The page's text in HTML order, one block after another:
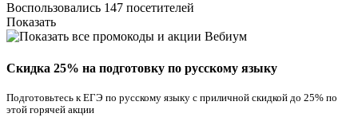
Воспользовались 147 посетителей
Показать
Скидка 25% на подготовку по русскому языку
Подготовьтесь к ЕГЭ по русскому языку с приличной скидкой до 25% по
этой горячей акции